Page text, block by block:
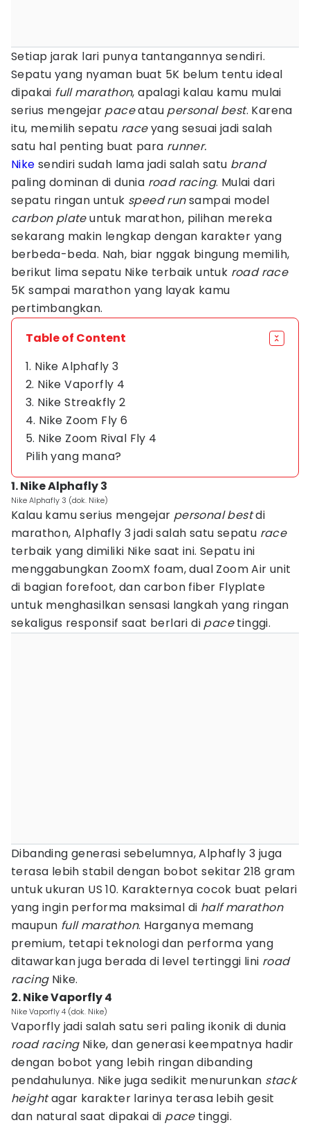
Setiap jarak lari punya tantangannya sendiri.
Sepatu yang nyaman buat 5K belum tentu ideal
dipakai full marathon, apalagi kalau kamu mulai
serius mengejar paceatau personal best. Karena
itu, memilih sepatu raceyang sesuai jadi salah
satu hal penting buat para runner.
Nike sendiri sudah lama jadi salah satu brand
paling dominan di dunia road racing. Mulai dari
sepatu ringan untuk speed runsampai model
carbon plateuntuk marathon, pilihan mereka
sekarang makin lengkap dengan karakter yang
berbeda-beda. Nah, biar nggak bingung memilih,
berikut lima sepatu Nike terbaik untuk road race
5K sampai marathon yang layak kamu
pertimbangkan.
Table of Content
1. Nike Alphafly 3
2. Nike Vaporfly 4
3. Nike Streakfly 2
4. Nike Zoom Fly 6
5. Nike Zoom Rival Fly 4
Pilih yang mana?
1. Nike Alphafly 3
Nike Alphafly 3 (dok. Nike)
Kalau kamu serius mengejar personal bestdi
marathon, Alphafly 3 jadi salah satu sepatu race
terbaik yang dimiliki Nike saat ini. Sepatu ini
menggabungkan ZoomX foam, dual Zoom Air unit
di bagian forefoot, dan carbon fiber Flyplate
untuk menghasilkan sensasi langkah yang ringan
sekaligus responsif saat berlari di pacetinggi.
Dibanding generasi sebelumnya, Alphafly 3 juga
terasa lebih stabil dengan bobot sekitar 218 gram
untuk ukuran US 10. Karakternya cocok buat pelari
yang ingin performa maksimal di half marathon
maupun full marathon. Harganya memang
premium, tetapi teknologi dan performa yang
ditawarkan juga berada di level tertinggi lini road
racingNike.
2. Nike Vaporfly 4
Nike Vaporfly 4 (dok. Nike)
Vaporfly jadi salah satu seri paling ikonik di dunia
road racing Nike, dan generasi keempatnya hadir
dengan bobot yang lebih ringan dibanding
pendahulunya. Nike juga sedikit menurunkan stack
heightagar karakter larinya terasa lebih gesit
dan natural saat dipakai di pacetinggi.